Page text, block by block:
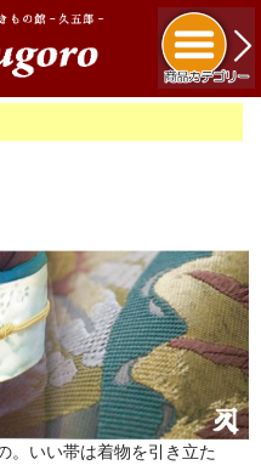
。いい帯は着物を引き立た